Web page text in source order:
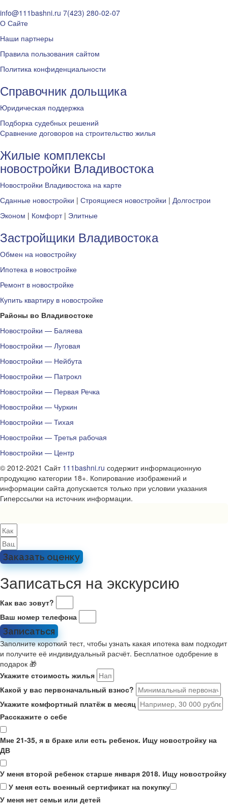
info@111bashni.ru 7(423) 280-02-07
О Сайте
Наши партнеры
Правила пользования сайтом
Политика конфиденциальности
Справочник дольщика
Юридическая поддержка
Подборка судебных решений
Сравнение договоров на строительство жилья
Жилые комплексы
новостройки Владивостока
Новостройки Владивостока на карте
Сданные новостройки | Строящиеся новостройки | Долгострои
Эконом | Комфорт| Элитные
Застройщики Владивостока
Обмен на новостройку
Ипотека в новостройке
Ремонт в новостройке
Купить квартиру в новостройке
Районы во Владивостоке
Новостройки — Баляева
Новостройки — Луговая
Новостройки — Нейбута
Новостройки — Патрокл
Новостройки — Первая Речка
Новостройки — Чуркин
Новостройки — Тихая
Новостройки — Третья рабочая
Новостройки — Центр
© 2012-2021 Сайт 111bashni.ru содержит информационную
продукцию категории 18+. Копирование изображений и
информации сайта допускается только при условии указания
Гиперссылки на источник информации.
Заказать оценку
Записаться на экскурсию
Как вас зовут?
Ваш номер телефона
Записаться
Заполните короткий тест, чтобы узнать какая ипотека вам подходит
и получите её индивидуальный расчёт. Бесплатное одобрение в
подарок 🎁
Укажите стоимость жилья
Какой у вас первоначальный взнос?
Укажите комфортный платёж в месяц
Расскажите о себе
Мне 21-35, я в браке или есть ребенок. Ищу новостройку на
ДВ
У меня второй ребенок старше января 2018. Ищу новостройку
У меня есть военный сертификат на покупку
У меня нет семьи или детей